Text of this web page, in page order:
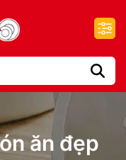
ăn đẹp